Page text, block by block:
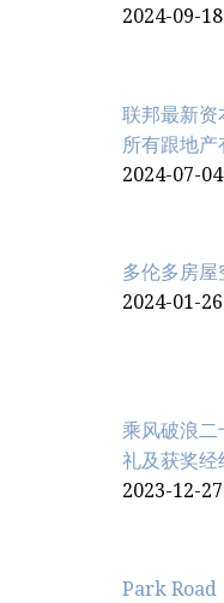
2024-09-18
联邦最新
所有跟地
2024-07-04
多伦多房
2024-01-26
乘风破浪二
礼及获奖经
2023-12-27
Park Road